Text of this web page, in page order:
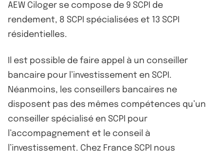
AEW Ciloger se compose de 9 SCPI de
rendement, 8 SCPI spécialisées et 13 SCPI
résidentielles.
Il est possible de faire appel à un conseiller
bancaire pour l’investissement en SCPI.
Néanmoins, les conseillers bancaires ne
disposent pas des mêmes compétences qu’un
conseiller spécialisé en SCPI pour
l’accompagnement et le conseil à
l’investissement. Chez France SCPI nous